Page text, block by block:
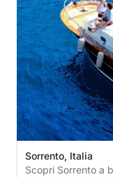
Sorrento, Italia
Scopri Sorrento a